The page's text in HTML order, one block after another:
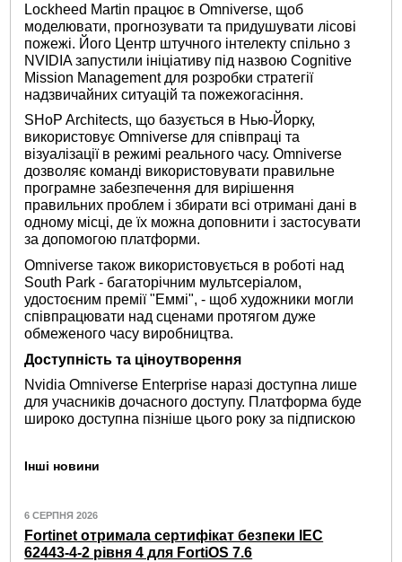
Lockheed Martin працює в Omniverse, щоб
моделювати, прогнозувати та придушувати лісові
пожежі. Його Центр штучного інтелекту спільно з
NVIDIA запустили ініціативу під назвою Cognitive
Mission Management для розробки стратегії
надзвичайних ситуацій та пожежогасіння.
SHoP Architects, що базується в Нью-Йорку,
використовує Omniverse для співпраці та
візуалізації в режимі реального часу. Omniverse
дозволяє команді використовувати правильне
програмне забезпечення для вирішення
правильних проблем і збирати всі отримані дані в
одному місці, де їх можна доповнити і застосувати
за допомогою платформи.
Omniverse також використовується в роботі над
South Park - багаторічним мультсеріалом,
удостоєним премії "Еммі", - щоб художники могли
співпрацювати над сценами протягом дуже
обмеженого часу виробництва.
Доступність та ціноутворення
Nvidia Omniverse Enterprise наразі доступна лише
для учасників дочасного доступу. Платформа буде
широко доступна пізніше цього року за підпискою
Інші новини
6 СЕРПНЯ 2026
Fortinet отримала сертифікат безпеки IEC
62443-4-2 рівня 4 для FortiOS 7.6